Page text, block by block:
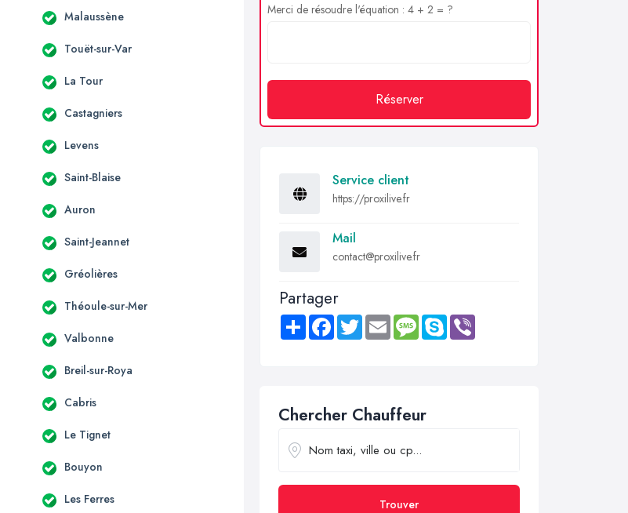
Malaussène
Touët-sur-Var
La Tour
Castagniers
Levens
Saint-Blaise
Auron
Saint-Jeannet
Gréolières
Théoule-sur-Mer
Valbonne
Breil-sur-Roya
Cabris
Le Tignet
Bouyon
Les Ferres
Merci de résoudre l'équation : 4 + 2 = ?
Réserver
Service client
https://proxilive.fr
Mail
contact@proxilive.fr
Partager
Share FacebookTwitter Email MessageSkype
Chercher Chauffeur
Trouver